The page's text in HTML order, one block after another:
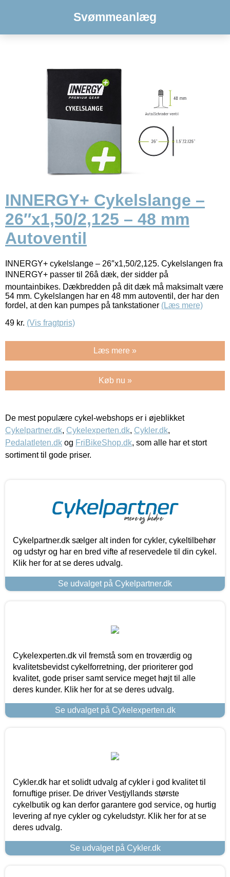
Svømmeanlæg
INNERGY+ Cykelslange –
26″x1,50/2,125 – 48 mm
Autoventil
INNERGY+ cykelslange – 26″x1,50/2,125. Cykelslangen fra
INNERGY+ passer til 26â dæk, der sidder på
mountainbikes. Dækbredden på dit dæk må maksimalt være
54 mm. Cykelslangen har en 48 mm autoventil, der har den
fordel, at den kan pumpes på tankstationer (Læs mere)
49 kr. (Vis fragtpris)
Læs mere »
Køb nu »
De mest populære cykel-webshops er i øjeblikket
Cykelpartner.dk, Cykelexperten.dk, Cykler.dk,
Pedalatleten.dk og FriBikeShop.dk, som alle har et stort
sortiment til gode priser.
Cykelpartner.dk sælger alt inden for cykler, cykeltilbehør
og udstyr og har en bred vifte af reservedele til din cykel.
Klik her for at se deres udvalg.
Se udvalget på Cykelpartner.dk
Cykelexperten.dk vil fremstå som en troværdig og
kvalitetsbevidst cykelforretning, der prioriterer god
kvalitet, gode priser samt service meget højt til alle
deres kunder. Klik her for at se deres udvalg.
Se udvalget på Cykelexperten.dk
Cykler.dk har et solidt udvalg af cykler i god kvalitet til
fornuftige priser. De driver Vestjyllands største
cykelbutik og kan derfor garantere god service, og hurtig
levering af nye cykler og cykeludstyr. Klik her for at se
deres udvalg.
Se udvalget på Cykler.dk